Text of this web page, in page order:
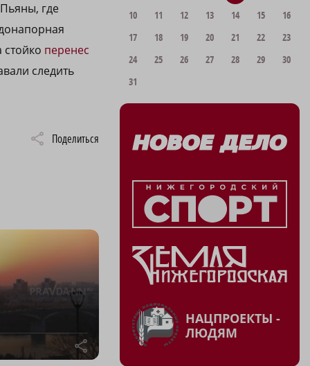
где
перенес
следить
Поделиться
r
10
11 12 13 14 15
16
17
18 19 20 21 22
23
24
25 26 27 28 29
30
31
НАЦПРОЕКТЫ -
ЛЮДЯМ